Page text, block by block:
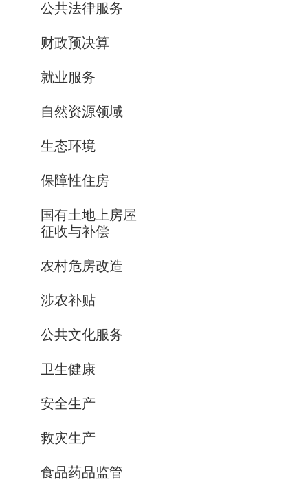
公共法律服务
财政预决算
就业服务
自然资源领域
生态环境
保障性住房
国有土地上房屋
征收与补偿
农村危房改造
涉农补贴
公共文化服务
卫生健康
安全生产
救灾生产
食品药品监管